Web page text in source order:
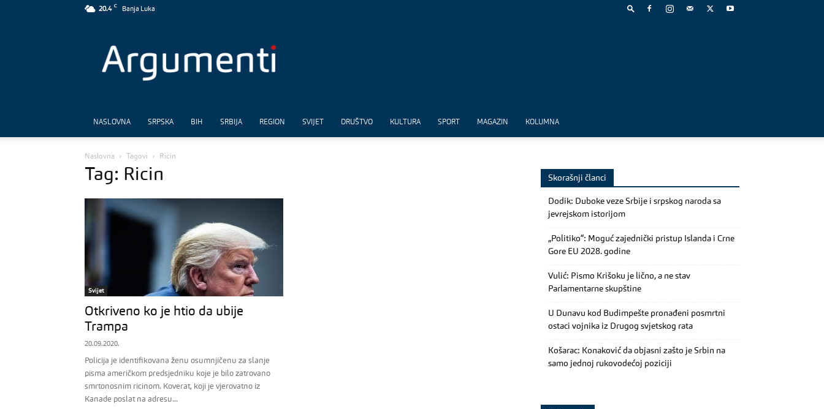
20.4
C
Banja Luka
NASLOVNA SRPSKA BIH SRBIJA REGION SVIJET DRUŠTVO KULTURA SPORT MAGAZIN KOLUMNA
Naslovna Tagovi Ricin
Tag: Ricin
Svijet
Otkriveno ko je htio da ubije
Trampa
20.09.2020.
Policija je identifikovana ženu osumnjičenu za slanje
pisma američkom predsjedniku koje je bilo zatrovano
smrtonosnim ricinom. Koverat, koji je vjerovatno iz
Kanade poslat na adresu...
Skorašnji članci
Dodik: Duboke veze Srbije i srpskog naroda sa
jevrejskom istorijom
„Politiko“: Moguć zajednički pristup Islanda i Crne
Gore EU 2028. godine
Vulić: Pismo Krišoku je lično, a ne stav
Parlamentarne skupštine
U Dunavu kod Budimpešte pronađeni posmrtni
ostaci vojnika iz Drugog svjetskog rata
Košarac: Konaković da objasni zašto je Srbin na
samo jednoj rukovodećoj poziciji